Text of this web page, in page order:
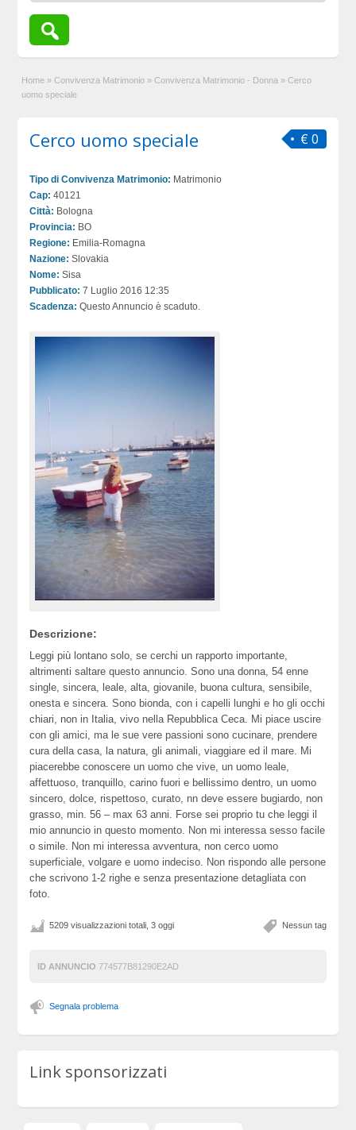
Home » Convivenza Matrimonio » Convivenza Matrimonio - Donna » Cerco
uomo speciale
€ 0
Cerco uomo speciale
Tipo di Convivenza Matrimonio: Matrimonio
Cap: 40121
Città: Bologna
Provincia: BO
Regione: Emilia-Romagna
Nazione: Slovakia
Nome: Sisa
Pubblicato: 7 Luglio 2016 12:35
Scadenza: Questo Annuncio è scaduto.
Descrizione:
Leggi più lontano solo, se cerchi un rapporto importante,
altrimenti saltare questo annuncio. Sono una donna, 54 enne
single, sincera, leale, alta, giovanile, buona cultura, sensibile,
onesta e sincera. Sono bionda, con i capelli lunghi e ho gli occhi
chiari, non in Italia, vivo nella Repubblica Ceca. Mi piace uscire
con gli amici, ma le sue vere passioni sono cucinare, prendere
cura della casa, la natura, gli animali, viaggiare ed il mare. Mi
piacerebbe conoscere un uomo che vive, un uomo leale,
affettuoso, tranquillo, carino fuori e bellissimo dentro, un uomo
sincero, dolce, rispettoso, curato, nn deve essere bugiardo, non
grasso, min. 56 – max 63 anni. Forse sei proprio tu che leggi il
mio annuncio in questo momento. Non mi interessa sesso facile
o simile. Non mi interessa avventura, non cerco uomo
superficiale, volgare e uomo indeciso. Non rispondo alle persone
che scrivono 1-2 righe e senza presentazione detagliata con
foto.
Nessun tag
5209 visualizzazioni totali, 3 oggi
ID ANNUNCIO 774577B81290E2AD
Segnala problema
Link sponsorizzati